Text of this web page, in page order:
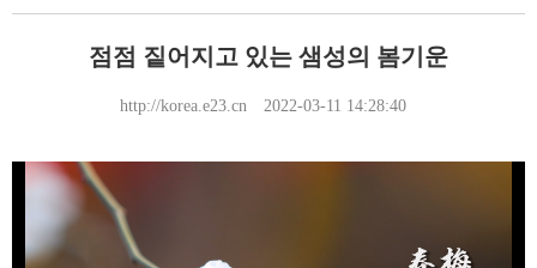
점점 짙어지고 있는 샘성의 봄기운
http://korea.e23.cn 2022-03-11 14:28:40